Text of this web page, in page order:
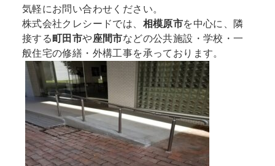
気軽にお問い合わせください。
株式会社クレシードでは、 相模原市を中心に、隣
接する町田市や座間市などの公共施設・学校・一
般住宅の修繕・外構工事を承っております。